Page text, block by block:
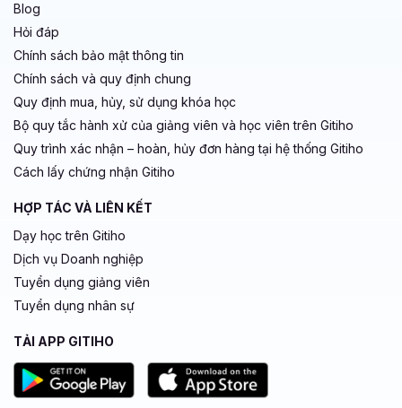
Blog
Hỏi đáp
Chính sách bảo mật thông tin
Chính sách và quy định chung
Quy định mua, hủy, sử dụng khóa học
Bộ quy tắc hành xử của giảng viên và học viên trên Gitiho
Quy trình xác nhận – hoàn, hủy đơn hàng tại hệ thống Gitiho
Cách lấy chứng nhận Gitiho
HỢP TÁC VÀ LIÊN KẾT
Dạy học trên Gitiho
Dịch vụ Doanh nghiệp
Tuyển dụng giảng viên
Tuyển dụng nhân sự
TẢI APP GITIHO